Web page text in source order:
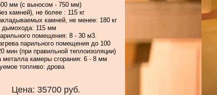
мм (с выносом - 750 мм)
камней), не более : 115 кг
камней, не менее: 180 кг
дымохода: 115 мм
помещения: 8 - 30 м3.
парильного помещения до 100
мин (при правильной теплоизоляции)
металла камеры сгорания: 6 - 8 мм
топливо: дрова
Цена: 35700 руб.